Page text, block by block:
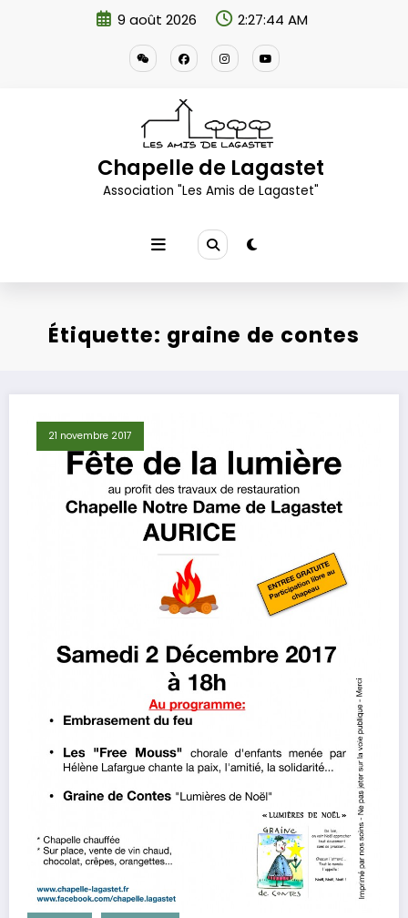
9 août 2026 2:27:45 AM
Chapelle de Lagastet
Association "Les Amis de Lagastet"
Étiquette: graine de contes
21 novembre 2017